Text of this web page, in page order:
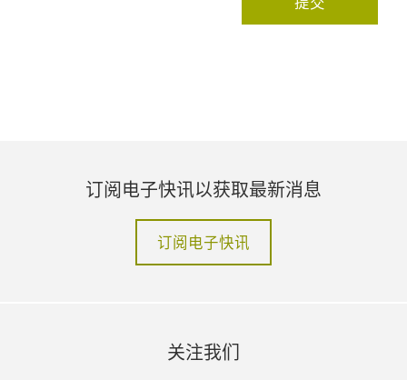
订阅电子快讯以获取最新消息
订阅电子快讯
关注我们